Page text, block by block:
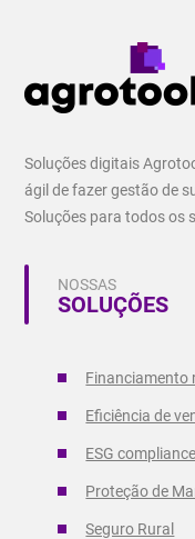
Soluções digitais
ágil de fazer gestão de
Soluções para todos os
NOSSAS
SOLUÇÕES
Financiamento
Eficiência de
ESG compliance
Proteção de
Seguro Rural